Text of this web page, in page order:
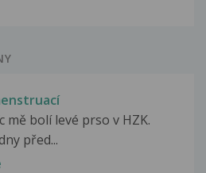
mě bolí levé prso v HZK.
před...